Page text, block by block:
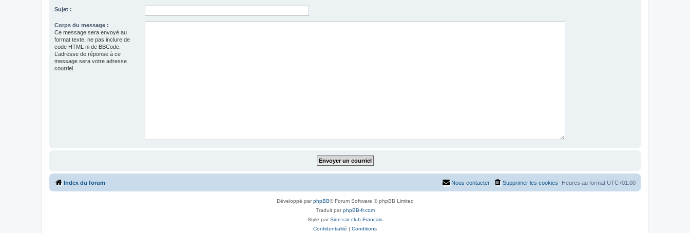
Sujet :
Corps du message :
Ce message sera envoyé au
format texte, ne pas inclure de
code HTML ni de BBCode.
L’adresse de réponse à ce
message sera votre adresse
courriel.
Index du forum Heures au format UTC+01:00
Supprimer les cookies
Nous contacter
Développé parphpBB® Forum Software © phpBB Limited
Traduit parphpBB-fr.com
Style parSide-car club Français
Confidentialité | Conditions